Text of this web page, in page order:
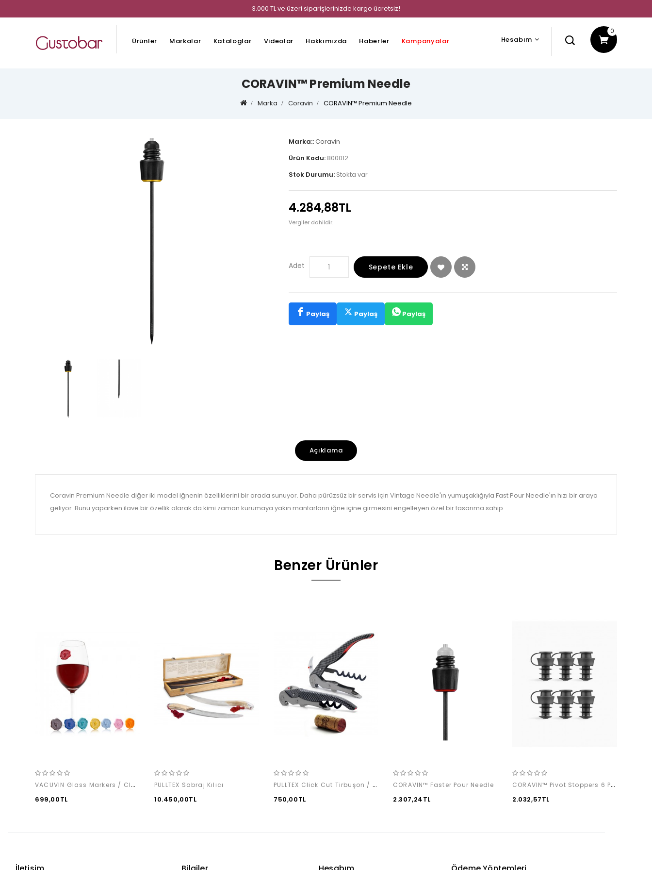
3.000 TL ve üzeri siparişlerinizde kargo ücretsiz!
0
Hesabım
Ürünler Markalar Kataloglar Videolar Hakkımızda Haberler Kampanyalar
CORAVIN™ Premium Needle
Marka Coravin CORAVIN™ Premium Needle
Marka::Coravin
Ürün Kodu: 800012
Stok Durumu: Stokta var
4.284,88TL
Vergiler dahildir.
Adet Sepete Ekle
Paylaş Paylaş Paylaş
Açıklama
Coravin Premium Needle diğer iki model iğnenin özelliklerini bir arada sunuyor. Daha pürüzsüz bir servis için Vintage Needle'ın yumuşaklığıyla Fast Pour Needle'ın hızı bir araya
geliyor. Bunu yaparken ilave bir özellik olarak da kimi zaman kurumaya yakın mantarların iğne içine girmesini engelleyen özel bir tasarıma sahip.
Benzer Ürünler
VACUVIN Glass Markers / Classic (8'li)
699,00TL
PULLTEX Sabraj Kılıcı
10.450,00TL
PULLTEX Click Cut Tirbuşon / MONZA
750,00TL
CORAVIN™ Faster Pour Needle
2.307,24TL
CORAVIN™ Pivot Stoppers 6 Pack
2.032,57TL